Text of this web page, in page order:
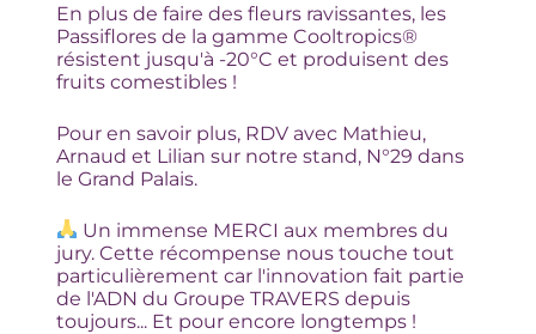
En plus de faire des fleurs ravissantes, les
Passiflores de la gamme Cooltropics®
résistent jusqu'à -20°C et produisent des
fruits comestibles !
Pour en savoir plus, RDV avec Mathieu,
Arnaud et Lilian sur notre stand, N°29 dans
le Grand Palais.
Un immense MERCI aux membres du
jury. Cette récompense nous touche tout
particulièrement car l'innovation fait partie
de l'ADN du Groupe TRAVERS depuis
toujours... Et pour encore longtemps !